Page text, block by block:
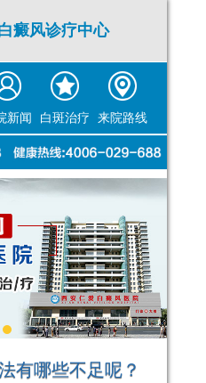
癜风诊疗中心
新闻 白斑治疗 来院路线
有哪些不足呢？